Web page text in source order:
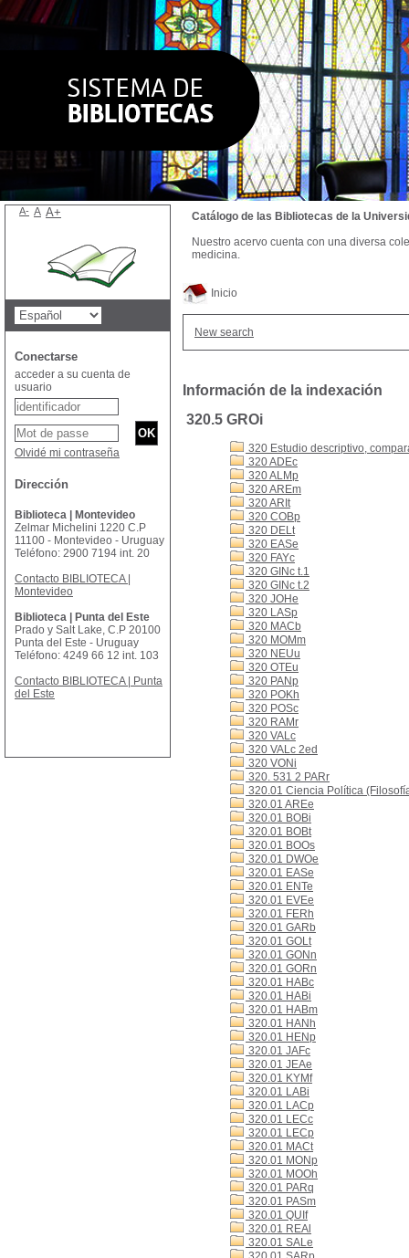
Inicio
New search
Información de la indexación
320.5 GROi
320 Estudio descriptivo,
320 ADEc
320 ALMp
320 AREm
320 ARIt
320 COBp
320 DELt
320 EASe
320 FAYc
320 GINc t.1
320 GINc t.2
320 JOHe
320 LASp
320 MACb
320 MOMm
320 NEUu
320 OTEu
320 PANp
320 POKh
320 POSc
320 RAMr
320 VALc
320 VALc 2ed
320 VONi
320. 531 2 PARr
320.01 Ciencia Política
320.01 AREe
320.01 BOBi
320.01 BOBt
320.01 BOOs
320.01 DWOe
320.01 EASe
320.01 ENTe
320.01 EVEe
320.01 FERh
320.01 GARb
320.01 GOLt
320.01 GONn
320.01 GORn
320.01 HABc
320.01 HABi
320.01 HABm
320.01 HANh
320.01 HENp
320.01 JAFc
320.01 JEAe
320.01 KYMf
320.01 LABi
320.01 LACp
320.01 LECc
320.01 LECp
320.01 MACt
320.01 MONp
320.01 MOOh
320.01 PARq
320.01 PASm
320.01 QUIf
320.01 REAl
320.01 SALe
Catálogo de las Bibliotecas de la
Nuestro acervo cuenta con una diversa
medicina.
A- A A+
Conectarse
acceder a su cuenta de
usuario
Olvidé mi contraseña
Dirección
Biblioteca | Montevideo
Zelmar Michelini 1220 C.P
11100 - Montevideo - Uruguay
Teléfono: 2900 7194 int. 20
Contacto BIBLIOTECA |
Montevideo
Biblioteca | Punta del Este
Prado y Salt Lake, C.P 20100
Punta del Este - Uruguay
Teléfono: 4249 66 12 int. 103
Contacto BIBLIOTECA | Punta
del Este